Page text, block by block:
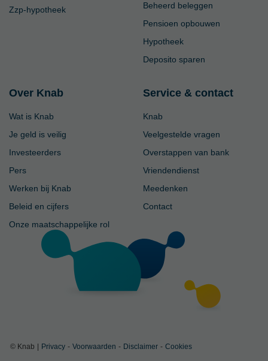
Zzp-hypotheek
Beheerd beleggen
Pensioen opbouwen
Hypotheek
Deposito sparen
Over Knab
Wat is Knab
Je geld is veilig
Investeerders
Pers
Werken bij Knab
Beleid en cijfers
Onze maatschappelijke rol
Service & contact
Knab
Veelgestelde vragen
Overstappen van bank
Vriendendienst
Meedenken
Contact
© Knab Privacy - Voorwaarden - Disclaimer - Cookies